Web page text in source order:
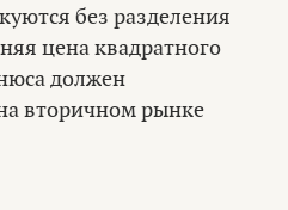
без разделения
цена квадратного
должен
вторичном рынке